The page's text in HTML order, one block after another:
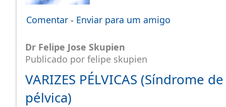
Comentar - Enviar para um amigo
Dr Felipe Jose Skupien
Publicado por felipe skupien
VARIZES PÉLVICAS (Síndrome
pélvica)